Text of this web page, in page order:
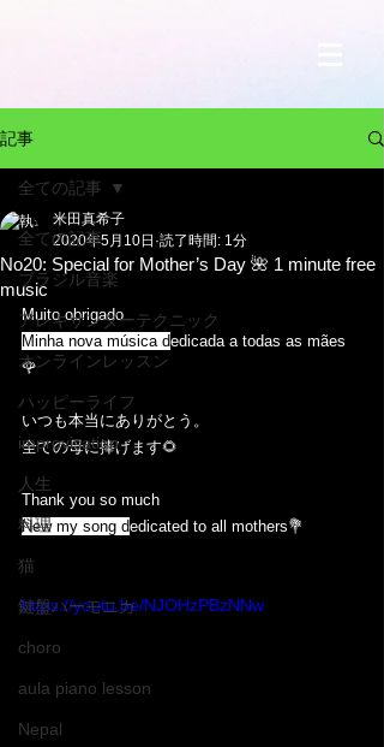
記事
全ての記事
ブラジル音楽
アレキサンダーテクニック
オンラインレッスン
ハッピーライフ
improvisation
人生
料理
猫
鍵盤ハーモニカ
choro
aula piano lesson
Nepal
全ての記事
No20: Special for Mother’s Day 🌺 1 minute free
music
米田真希子
2020年5月10日 読了時間: 1分
Muito obrigado﻿
Minha nova música dedicada a todas as mães
🌹﻿
いつも本当にありがとう。﻿
全ての母に捧げます🌻﻿
Thank you so much﻿
New my song dedicated to all mothers💐﻿
https://youtu.be/NJOHzPBzNNw